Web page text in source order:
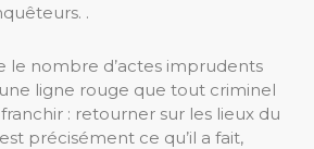
.
le nombre d’actes imprudents
ligne rouge que tout criminel
: retourner sur les lieux du
précisément ce qu’il a fait,